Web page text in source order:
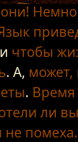
чтобы
. А, может,
. Время
ли
не помеха.